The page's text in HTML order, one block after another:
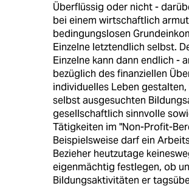
Überflüssig oder nicht -
bei einem wirtschaftlich
bedingungslosen
Einzelne letztendlich selbst.
Einzelne kann dann endlich -
bezüglich des finanziellen
individuelles Leben gestalten,
selbst ausgesuchten
gesellschaftlich sinnvolle
Tätigkeiten im "Non-Profit-
Beispielsweise darf ein
Bezieher heutzutage
eigenmächtig festlegen, ob
Bildungsaktivitäten er